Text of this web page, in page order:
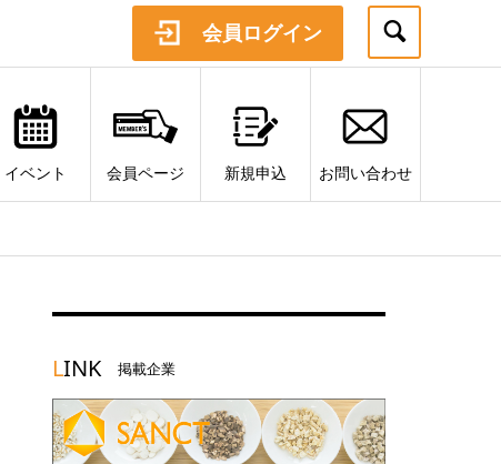
会員ログイン
イベント 会員ページ 新規申込 お問い合わせ
LINK 掲載企業